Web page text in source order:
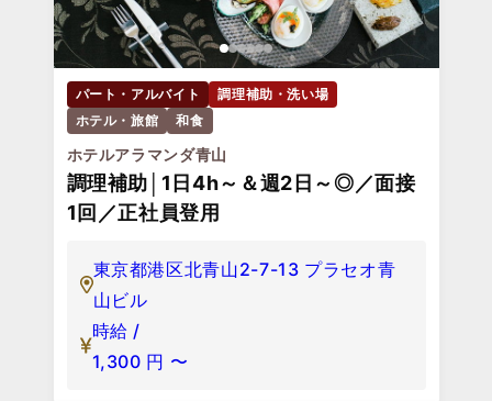
パート・アルバイト
調理補助・洗い場
ホテル・旅館
和食
ホテルアラマンダ青山
調理補助│1日4h～＆週2日～◎／面接
1回／正社員登用
東京都港区北青山2-7-13 プラセオ青
山ビル
時給 /
1,300 円 〜